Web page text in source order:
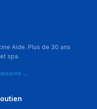
Aide. Plus de 30 ans
spa.
→